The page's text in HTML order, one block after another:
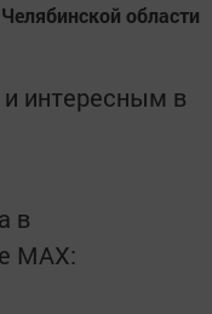
области
интересным в
в
MАХ: